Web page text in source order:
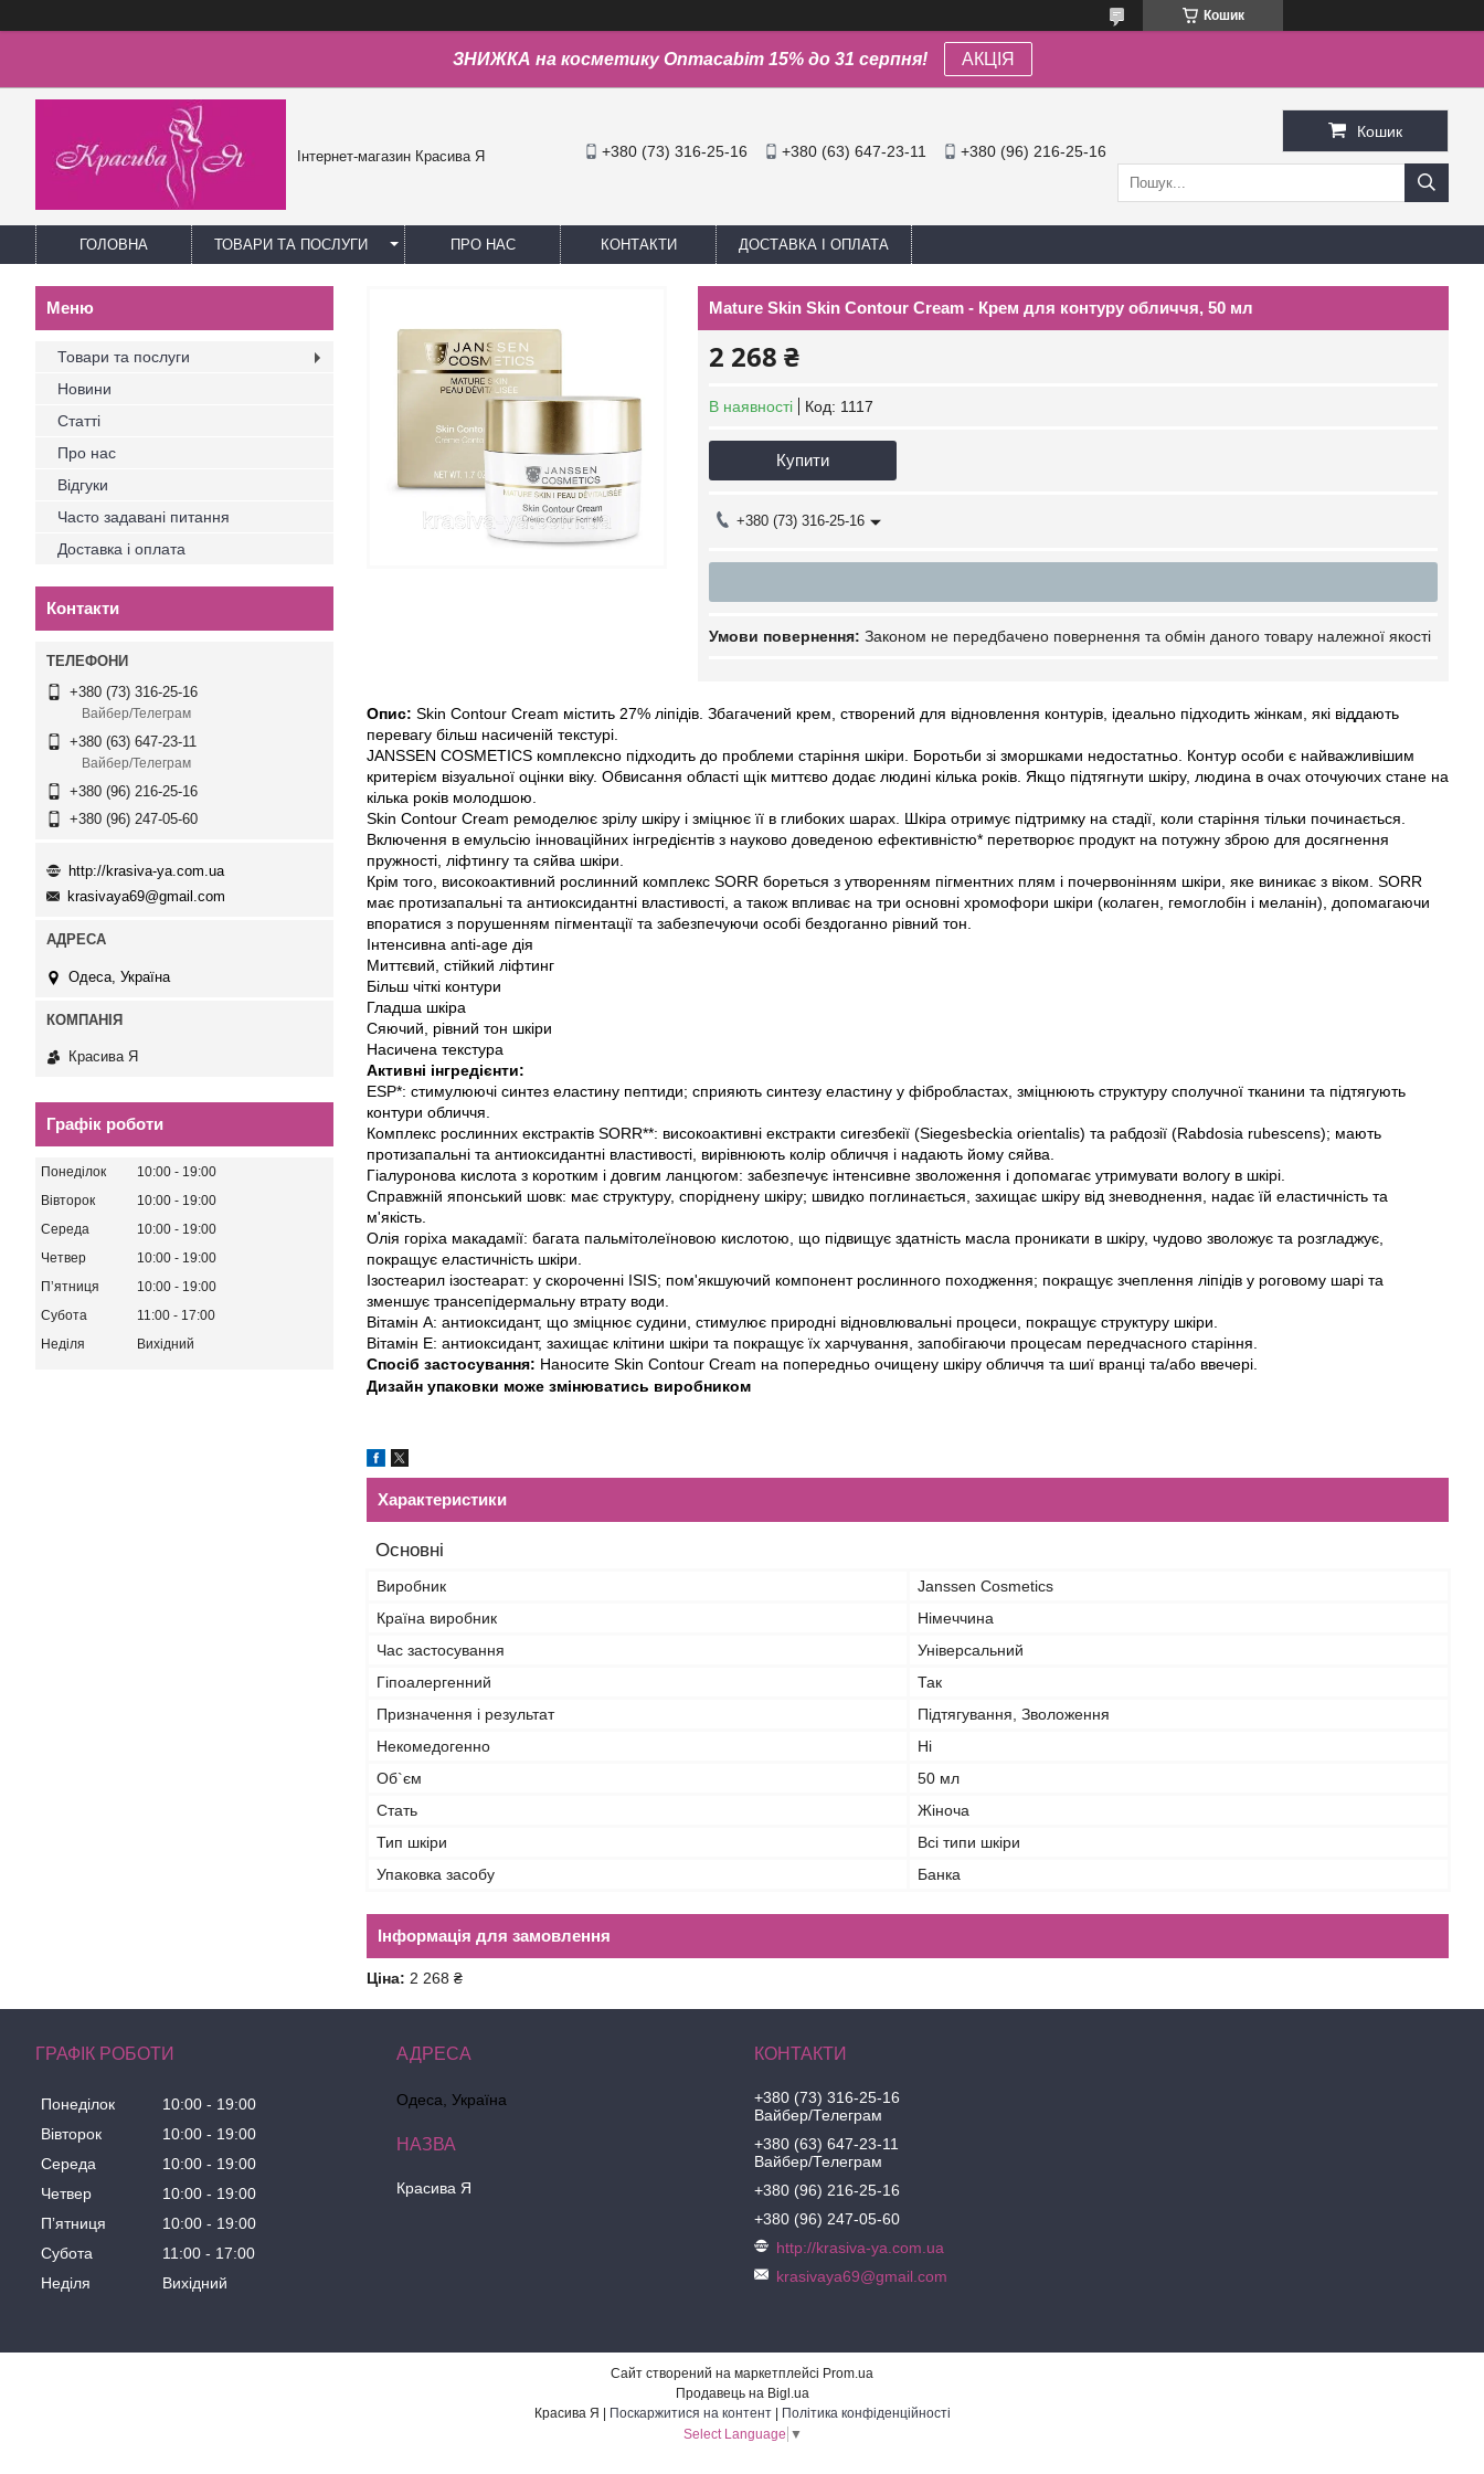
Кошик
ЗНИЖКА на косметику Onmacabim 15% до 31 серпня! АКЦІЯ
Інтернет-магазин Красива Я +380 (73) 316-25-16 +380 (63) 647-23-11 +380 (96) 216-25-16
Кошик
ГОЛОВНА ТОВАРИ ТА ПОСЛУГИ ПРО НАС КОНТАКТИ ДОСТАВКА І ОПЛАТА
Mature Skin Skin Contour Cream - Крем для контуру обличчя, 50 мл
2 268 ₴
В наявності Код: 1117
Купити
+380 (73) 316-25-16
Законом не передбачено повернення та обмін даного товару належної якості
Опис: Skin Contour Cream містить 27% ліпідів. Збагачений крем, створений для відновлення контурів, ідеально підходить жінкам, які віддають
перевагу більш насиченій текстурі.
JANSSEN COSMETICS комплексно підходить до проблеми старіння шкіри. Боротьби зі зморшками недостатньо. Контур особи є найважливішим
критерієм візуальної оцінки віку. Обвисання області щік миттєво додає людині кілька років. Якщо підтягнути шкіру, людина в очах оточуючих стане на
кілька років молодшою.
Skin Contour Cream ремоделює зрілу шкіру і зміцнює її в глибоких шарах. Шкіра отримує підтримку на стадії, коли старіння тільки починається.
Включення в емульсію інноваційних інгредієнтів з науково доведеною ефективністю* перетворює продукт на потужну зброю для досягнення
пружності, ліфтингу та сяйва шкіри.
Крім того, високоактивний рослинний комплекс SORR бореться з утворенням пігментних плям і почервонінням шкіри, яке виникає з віком. SORR
має протизапальні та антиоксидантні властивості, а також впливає на три основні хромофори шкіри (колаген, гемоглобін і меланін), допомагаючи
впоратися з порушенням пігментації та забезпечуючи особі бездоганно рівний тон.
Інтенсивна anti-age дія
Миттєвий, стійкий ліфтинг
Більш чіткі контури
Гладша шкіра
Сяючий, рівний тон шкіри
Насичена текстура
Активні інгредієнти:
ESP*: стимулюючі синтез еластину пептиди; сприяють синтезу еластину у фібробластах, зміцнюють структуру сполучної тканини та підтягують
контури обличчя.
Комплекс рослинних екстрактів SORR**: високоактивні екстракти сигезбекії (Siegesbeckia orientalis) та рабдозії (Rabdosia rubescens); мають
протизапальні та антиоксидантні властивості, вирівнюють колір обличчя і надають йому сяйва.
Гіалуронова кислота з коротким і довгим ланцюгом: забезпечує інтенсивне зволоження і допомагає утримувати вологу в шкірі.
Справжній японський шовк: має структуру, споріднену шкіру; швидко поглинається, захищає шкіру від зневоднення, надає їй еластичність та
м'якість.
Олія горіха макадамії: багата пальмітолеїновою кислотою, що підвищує здатність масла проникати в шкіру, чудово зволожує та розгладжує,
покращує еластичність шкіри.
Ізостеарил ізостеарат: у скороченні ISIS; пом'якшуючий компонент рослинного походження; покращує зчеплення ліпідів у роговому шарі та
зменшує трансепідермальну втрату води.
Вітамін A: антиоксидант, що зміцнює судини, стимулює природні відновлювальні процеси, покращує структуру шкіри.
Вітамін E: антиоксидант, захищає клітини шкіри та покращує їх харчування, запобігаючи процесам передчасного старіння.
Спосіб застосування: Наносите Skin Contour Cream на попередньо очищену шкіру обличчя та шиї вранці та/або ввечері.
Дизайн упаковки може змінюватись виробником
Характеристики
Основні
Виробник
Janssen Cosmetics
Країна виробник
Німеччина
Час застосування
Універсальний
Гіпоалергенний
Так
Призначення і результат
Підтягування, Зволоження
Некомедогенно
Ні
Об`єм
50 мл
Стать
Жіноча
Тип шкіри
Всі типи шкіри
Упаковка засобу
Банка
Інформація для замовлення
Ціна: 2 268 ₴
Товари та послуги
Новини
Статті
Про нас
Відгуки
Часто задавані питання
Доставка і оплата
Контакти
+380 (73) 316-25-16
Вайбер/Телеграм
+380 (63) 647-23-11
Вайбер/Телеграм
+380 (96) 216-25-16
+380 (96) 247-05-60
http://krasiva-ya.com.ua
krasivaya69@gmail.com
Одеса, Україна
Красива Я
Графік роботи
Понеділок 10:00
19:00
Вівторок
10:00
19:00
Середа
10:00
19:00
Четвер
10:00
19:00
Пʼятниця
10:00
19:00
Субота
11:00
17:00
Неділя
Вихідний
ГРАФІК РОБОТИ
Понеділок 10:00
19:00
Вівторок
10:00
19:00
Середа
10:00
19:00
Четвер
10:00
19:00
Пʼятниця
10:00
19:00
Субота
11:00
17:00
Неділя
Вихідний
Одеса, Україна
Красива Я
+380 (73) 316-25-16
Вайбер/Телеграм
+380 (63) 647-23-11
Вайбер/Телеграм
+380 (96) 216-25-16
+380 (96) 247-05-60
http://krasiva-ya.com.ua
krasivaya69@gmail.com
Сайт створений на маркетплейсі Prom.ua
Продавець на Bigl.ua
Поскаржитися на контент
Політика конфіденційності
Select Language ▼